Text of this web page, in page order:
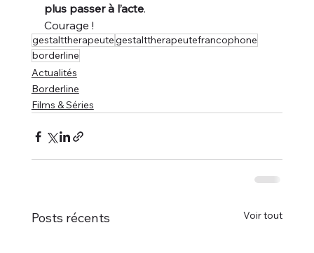
plus passer à l’acte.
Courage !
gestalttherapeutegestalttherapeutefrancophone
borderline
Actualités
Borderline
Films & Séries
Posts récents Voir tout